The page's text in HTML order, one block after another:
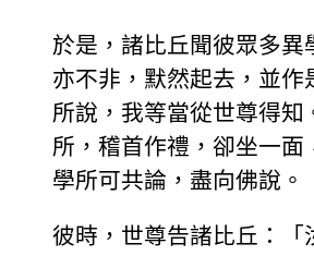
於是，諸比丘聞彼眾多異
亦不非，默然起去，並作
所說，我等當從世尊得知
所，稽首作禮，卻坐一面
學所可共論，盡向佛說。
彼時，世尊告諸比丘：「